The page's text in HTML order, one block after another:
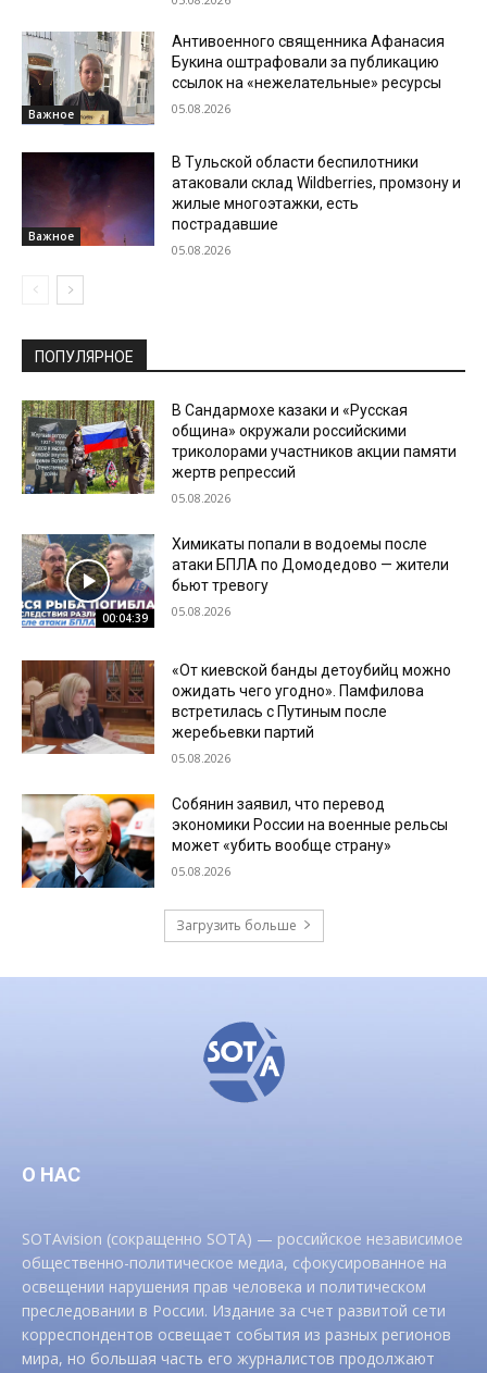
Важное
Антивоенного священника Афанасия
Букина оштрафовали за публикацию
ссылок на «нежелательные» ресурсы
05.08.2026
Важное
В Тульской области беспилотники
атаковали склад Wildberries, промзону и
жилые многоэтажки, есть
пострадавшие
05.08.2026
ПОПУЛЯРНОЕ
В Сандармохе казаки и «Русская
община» окружали российскими
триколорами участников акции памяти
жертв репрессий
05.08.2026
00:04:39
Химикаты попали в водоемы после
атаки БПЛА по Домодедово — жители
бьют тревогу
05.08.2026
«От киевской банды детоубийц можно
ожидать чего угодно». Памфилова
встретилась с Путиным после
жеребьевки партий
05.08.2026
Собянин заявил, что перевод
экономики России на военные рельсы
может «убить вообще страну»
05.08.2026
Загрузить больше
О НАС
SOTAvision (сокращенно SOTA) — российское независимое
общественно-политическое медиа, сфокусированное на
освещении нарушения прав человека и политическом
преследовании в России. Издание за счет развитой сети
корреспондентов освещает события из разных регионов
мира, но большая часть его журналистов продолжают